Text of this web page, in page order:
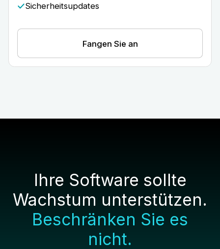
Sicherheitsupdates
Fangen Sie an
Ihre Software sollte
Wachstum unterstützen.
Beschränken Sie es
nicht.